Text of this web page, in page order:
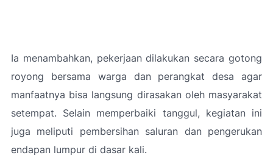
Ia menambahkan, pekerjaan dilakukan secara gotong
royong bersama warga dan perangkat desa agar
manfaatnya bisa langsung dirasakan oleh masyarakat
setempat. Selain memperbaiki tanggul, kegiatan ini
juga meliputi pembersihan saluran dan pengerukan
endapan lumpur di dasar kali.